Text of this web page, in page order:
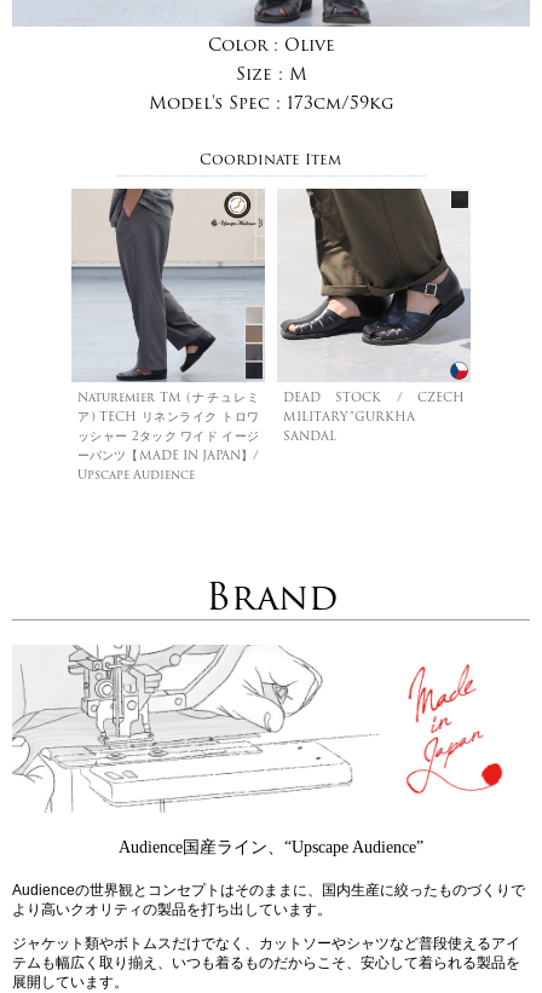
Color : Olive
Size : M
Model's Spec : 173cm/59kg
Coordinate Item
Naturemier TM (ナチュレミ
ア) TECH リネンライク トロワ
ッシャー 2タック ワイド イージ
ーパンツ【MADE IN JAPAN】/
Upscape Audience
DEAD STOCK / CZECH
MILITARY”GURKHA
SANDAL
Brand
Audience国産ライン、“Upscape Audience”
Audienceの世界観とコンセプトはそのままに、国内生産に絞ったものづくりで
より高いクオリティの製品を打ち出しています。
ジャケット類やボトムスだけでなく、カットソーやシャツなど普段使えるアイ
テムも幅広く取り揃え、いつも着るものだからこそ、安心して着られる製品を
展開しています。